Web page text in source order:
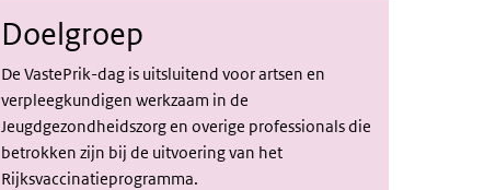
Doelgroep
De VastePrik-dag is uitsluitend voor artsen en
verpleegkundigen werkzaam in de
Jeugdgezondheidszorg en overige professionals die
betrokken zijn bij de uitvoering van het
Rijksvaccinatieprogramma.